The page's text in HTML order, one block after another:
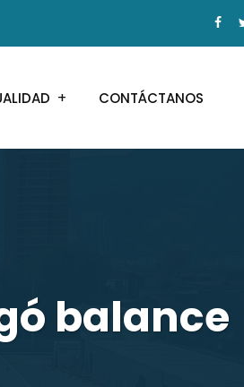
CONTÁCTANOS
balance